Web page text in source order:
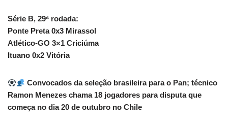
Série B, 29ª rodada:
Ponte Preta 0x3 Mirassol
Atlético-GO 3×1 Criciúma
Ituano 0x2 Vitória
Convocados da seleção brasileira para o Pan; técnico
Ramon Menezes chama 18 jogadores para disputa que
começa no dia 20 de outubro no Chile